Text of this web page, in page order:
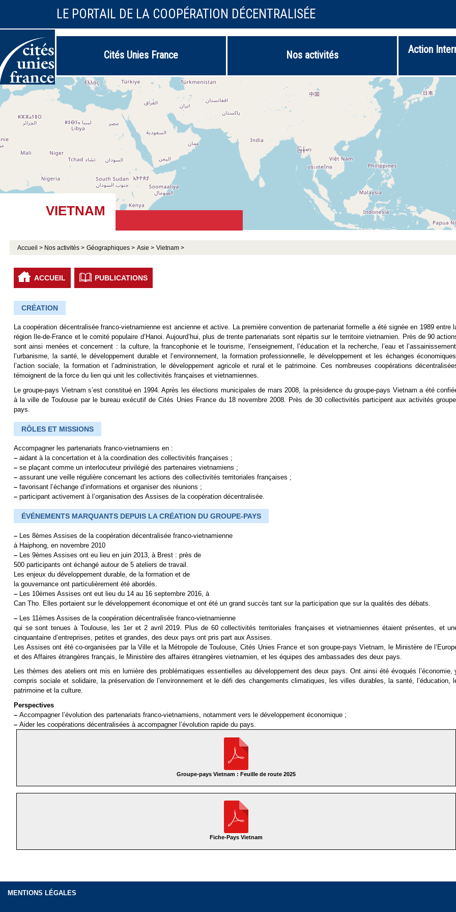
LE PORTAIL DE LA COOPÉRATION DÉCENTRALISÉE
Cités Unies France Nos activités
Action
VIETNAM
Accueil > Nos activités > Géographiques > Asie > Vietnam >
ACCUEIL PUBLICATIONS
CRÉATION
La coopération décentralisée franco-vietnamienne est ancienne et active. La première convention de partenariat formelle a été signée en 1989 entre
région Ile-de-France et le comité populaire d’Hanoi. Aujourd’hui, plus de trente partenariats sont répartis sur le territoire vietnamien. Près de 90
sont ainsi menées et concernent : la culture, la francophonie et le tourisme, l’enseignement, l’éducation et la recherche, l’eau et
l’urbanisme, la santé, le développement durable et l’environnement, la formation professionnelle, le développement et les échanges
l’action sociale, la formation et l’administration, le développement agricole et rural et le patrimoine. Ces nombreuses coopérations
témoignent de la force du lien qui unit les collectivités françaises et vietnamiennes.
Le groupe-pays Vietnam s’est constitué en 1994. Après les élections municipales de mars 2008, la présidence du groupe-pays Vietnam a été
à la ville de Toulouse par le bureau exécutif de Cités Unies France du 18 novembre 2008. Près de 30 collectivités participent aux activités
pays.
RÔLES ET MISSIONS
Accompagner les partenariats franco-vietnamiens en :
–aidant à la concertation et à la coordination des collectivités françaises ;
–se plaçant comme un interlocuteur privilégié des partenaires vietnamiens ;
–assurant une veille régulière concernant les actions des collectivités territoriales françaises ;
–favorisant l’échange d’informations et organiser des réunions ;
–participant activement à l’organisation des Assises de la coopération décentralisée.
ÉVÉNEMENTS MARQUANTS DEPUIS LA CRÉATION DU GROUPE-PAYS
–Les 8èmes Assises de la coopération décentralisée franco-vietnamienne
à Haiphong, en novembre 2010
–Les 9èmes Assises ont eu lieu en juin 2013, à Brest : près de
500 participants ont échangé autour de 5 ateliers de travail.
Les enjeux du développement durable, de la formation et de
la gouvernance ont particulièrement été abordés.
–Les 10èmes Assises ont eut lieu du 14 au 16 septembre 2016, à
Can Tho. Elles portaient sur le développement économique et ont été un grand succès tant sur la participation que sur la qualités des débats.
–Les 11èmes Assises de la coopération décentralisée franco-vietnamienne
qui se sont tenues à Toulouse, les 1er et 2 avril 2019. Plus de 60 collectivités territoriales françaises et vietnamiennes étaient présentes, et
cinquantaine d’entreprises, petites et grandes, des deux pays ont pris part aux Assises.
Les Assises ont été co-organisées par la Ville et la Métropole de Toulouse, Cités Unies France et son groupe-pays Vietnam, le Ministère de
et des Affaires étrangères français, le Ministère des affaires étrangères vietnamien, et les équipes des ambassades des deux pays.
Les thèmes des ateliers ont mis en lumière des problématiques essentielles au développement des deux pays. Ont ainsi été évoqués l’économie,
compris sociale et solidaire, la préservation de l’environnement et le défi des changements climatiques, les villes durables, la santé, l’éducation,
patrimoine et la culture.
Perspectives
–Accompagner l’évolution des partenariats franco-vietnamiens, notamment vers le développement économique ;
–Aider les coopérations décentralisées à accompagner l’évolution rapide du pays.
Groupe-pays Vietnam : Feuille de route 2025
Fiche-Pays Vietnam
MENTIONS LÉGALES